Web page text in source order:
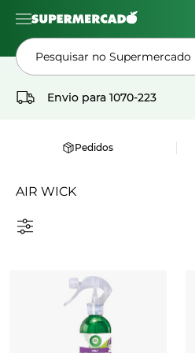
Pesquisar no Supermercado
Envio para 1070-223
Pedidos
AIR WICK